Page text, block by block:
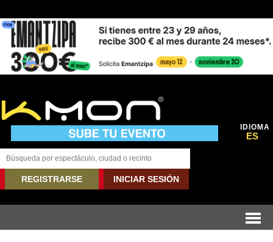
IDIOMA
ES
REGISTRARSE INICIAR SESIÓN